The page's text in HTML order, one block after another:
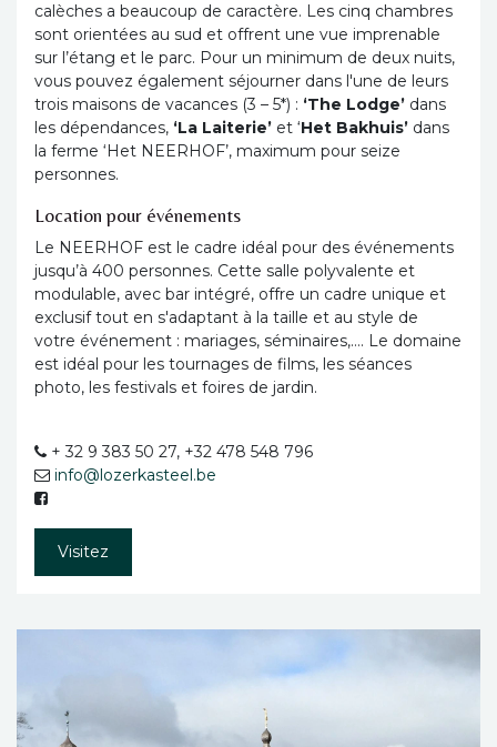
calèches a beaucoup de caractère. Les cinq chambres
sont orientées au sud et offrent une vue imprenable
sur l’étang et le parc. Pour un minimum de deux nuits,
vous pouvez également séjourner dans l'une de leurs
trois maisons de vacances (3 – 5*) : ‘The Lodge’ dans
les dépendances, ‘La Laiterie’ et ‘Het Bakhuis’ dans
la ferme ‘Het NEERHOF’, maximum pour seize
personnes.
Location pour événements
Le NEERHOF est le cadre idéal pour des événements
jusqu’à 400 personnes. Cette salle polyvalente et
modulable, avec bar intégré, offre un cadre unique et
exclusif tout en s'adaptant à la taille et au style de
votre événement : mariages, séminaires,…. Le domaine
est idéal pour les tournages de films, les séances
photo, les festivals et foires de jardin.
+ 32 9 383 50 27, +32 478 548 796
info@lozerkasteel.be
Visitez